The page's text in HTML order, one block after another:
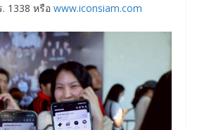
1338 หรือ www.iconsiam.com